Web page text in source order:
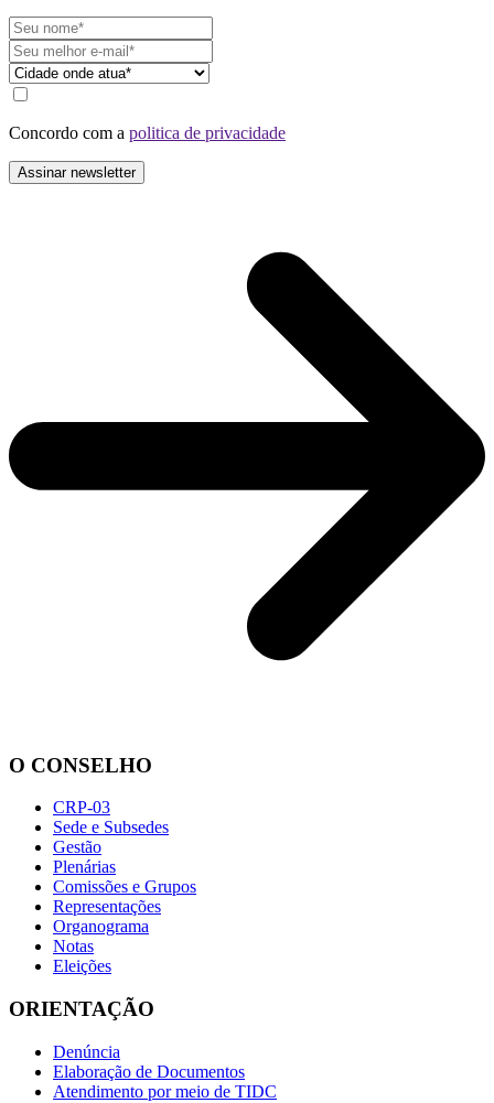
Concordo com a politica de privacidade
O CONSELHO
CRP-03
Sede e Subsedes
Gestão
Plenárias
Comissões e Grupos
Representações
Organograma
Notas
Eleições
ORIENTAÇÃO
Denúncia
Elaboração de Documentos
Atendimento por meio de TIDC